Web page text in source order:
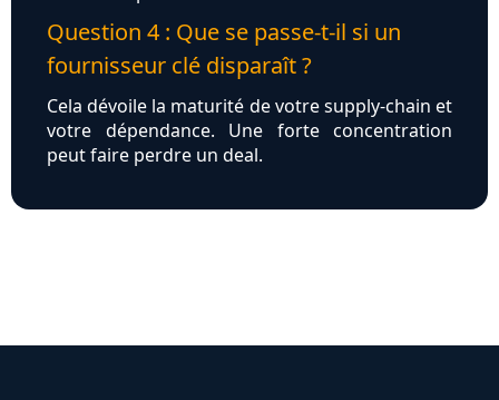
Question 4 : Que se passe‑t‑il si un
fournisseur clé disparaît ?
Cela dévoile la maturité de votre supply‑chain et
votre dépendance. Une forte concentration
peut faire perdre un deal.